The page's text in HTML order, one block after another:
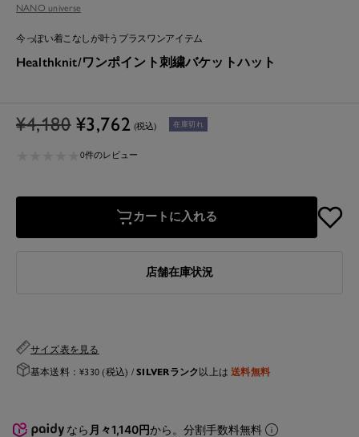
NANO universe
今っぽい着こなしが叶うプラスワンアイテム
Healthknit/ワンポイント刺繍バケットハット
通
¥4,180 セ
ル
格
¥3,762 (税込) 在庫切れ
0件のレビュー
カートに入れる
店舗在庫状況
サイズ表を見る
基本送料：¥330 (税込) /SILVERランク以上は送料無料
なら 月々1,140円から。分割手数料無料